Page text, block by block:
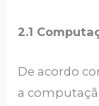
2.1
De acordo
a